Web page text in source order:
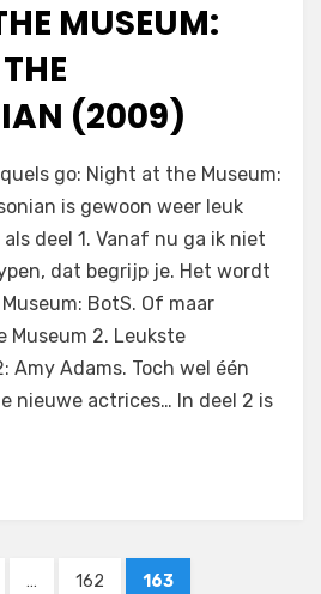
MUSEUM:
(2009)
op
Night
at
the
Museum:
Battle
the
Smithsonian
(2009)
go: Night at the Museum:
is gewoon weer leuk
deel 1. Vanaf nu ga ik niet
dat begrijp je. Het wordt
BotS. Of maar
Museum 2. Leukste
Amy Adams. Toch wel één
nieuwe actrices… In deel 2 is
… PAGINA
162 PAGINA
163